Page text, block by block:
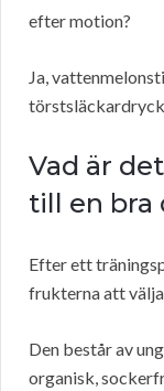
efter motion?
Ja,
Vad är
till en bra
Efter ett
frukterna att
Den består av
organisk,